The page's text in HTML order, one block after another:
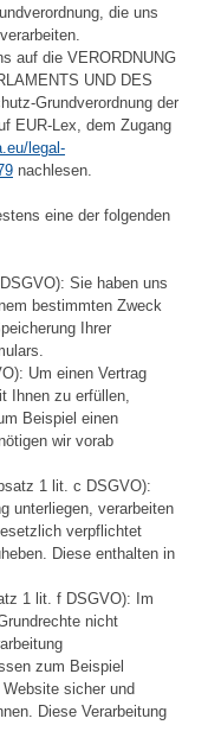
die uns
auf die VERORDNUNG
UND DES
Grundverordnung der
EUR-Lex, dem Zugang
legal-
nachlesen.
eine der folgenden
Sie haben uns
bestimmten Zweck
Ihrer
Um einen Vertrag
Ihnen zu erfüllen,
Beispiel einen
wir vorab
1 lit. c DSGVO):
unterliegen, verarbeiten
verpflichtet
Diese enthalten in
1 lit. f DSGVO): Im
nicht
zum Beispiel
sicher und
Diese Verarbeitung